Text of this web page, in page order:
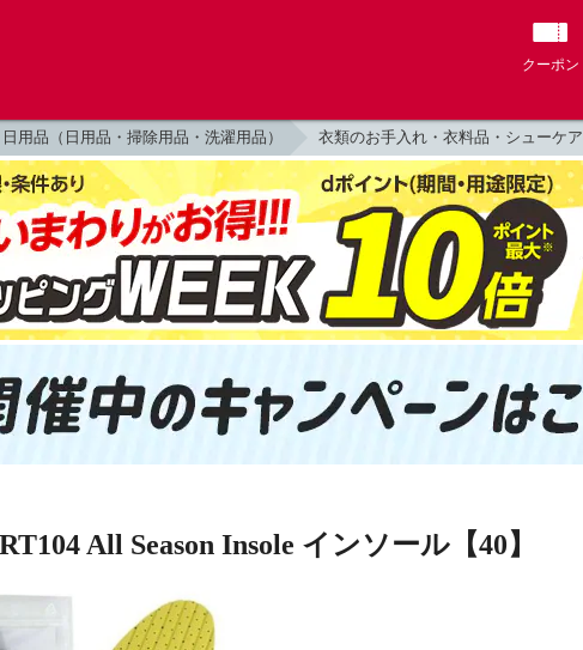
クーポン
日用品（日用品・掃除用品・洗濯用品） 衣類のお手入れ・衣料品・シューケア
All Season Insole インソール【40】